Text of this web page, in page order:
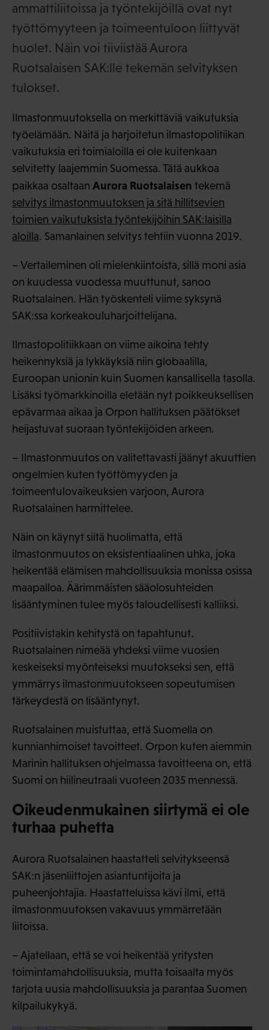
ammattiliitoissa ja työntekijöillä ovat nyt
työttömyyteen ja toimeentuloon liittyvät
huolet. Näin voi tiiviistää Aurora
Ruotsalaisen SAK:lle tekemän selvityksen
tulokset.
Ilmastonmuutoksella on merkittäviä vaikutuksia
työelämään. Näitä ja harjoitetun ilmastopolitiikan
vaikutuksia eri toimialoilla ei ole kuitenkaan
selvitetty laajemmin Suomessa. Tätä aukkoa
paikkaa osaltaan Aurora Ruotsalaisen tekemä
selvitys ilmastonmuutoksen ja sitä hillitsevien
toimien vaikutuksista työntekijöihin SAK:laisilla
aloilla. Samanlainen selvitys tehtiin vuonna 2019.
– Vertaileminen oli mielenkiintoista, sillä moni asia
on kuudessa vuodessa muuttunut, sanoo
Ruotsalainen. Hän työskenteli viime syksynä
SAK:ssa korkeakouluharjoittelijana.
Ilmastopolitiikkaan on viime aikoina tehty
heikennyksiä ja lykkäyksiä niin globaalilla,
Euroopan unionin kuin Suomen kansallisella tasolla.
Lisäksi työmarkkinoilla eletään nyt poikkeuksellisen
epävarmaa aikaa ja Orpon hallituksen päätökset
heijastuvat suoraan työntekijöiden arkeen.
– Ilmastonmuutos on valitettavasti jäänyt akuuttien
ongelmien kuten työttömyyden ja
toimeentulovaikeuksien varjoon, Aurora
Ruotsalainen harmittelee.
Näin on käynyt siitä huolimatta, että
ilmastonmuutos on eksistentiaalinen uhka, joka
heikentää elämisen mahdollisuuksia monissa osissa
maapalloa. Äärimmäisten sääolosuhteiden
lisääntyminen tulee myös taloudellisesti kalliiksi.
Positiivistakin kehitystä on tapahtunut.
Ruotsalainen nimeää yhdeksi viime vuosien
keskeiseksi myönteiseksi muutokseksi sen, että
ymmärrys ilmastonmuutokseen sopeutumisen
tärkeydestä on lisääntynyt.
Ruotsalainen muistuttaa, että Suomella on
kunnianhimoiset tavoitteet. Orpon kuten aiemmin
Marinin hallituksen ohjelmassa tavoitteena on, että
Suomi on hiilineutraali vuoteen 2035 mennessä.
Oikeudenmukainen siirtymä ei ole
turhaa puhetta
Aurora Ruotsalainen haastatteli selvitykseensä
SAK:n jäsenliittojen asiantuntijoita ja
puheenjohtajia. Haastatteluissa kävi ilmi, että
ilmastonmuutoksen vakavuus ymmärretään
liitoissa.
– Ajatellaan, että se voi heikentää yritysten
toimintamahdollisuuksia, mutta toisaalta myös
tarjota uusia mahdollisuuksia ja parantaa Suomen
kilpailukykyä.